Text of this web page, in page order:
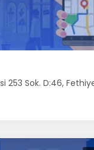
253 Sok. D:46,